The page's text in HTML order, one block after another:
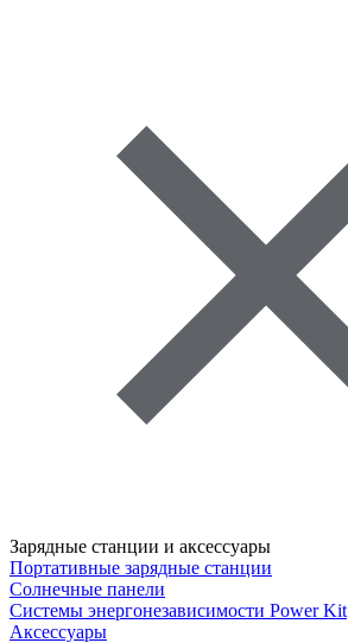
Зарядные станции и аксессуары
Портативные зарядные станции
Солнечные панели
Системы энергонезависимости Power Kit
Аксессуары